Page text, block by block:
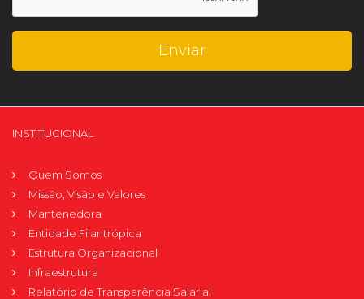
INSTITUCIONAL
Quem Somos
Missão, Visão e Valores
Mantenedora
Entidade Filantrópica
Estrutura Organizacional
Infraestrutura
Relatório de Transparência Salarial